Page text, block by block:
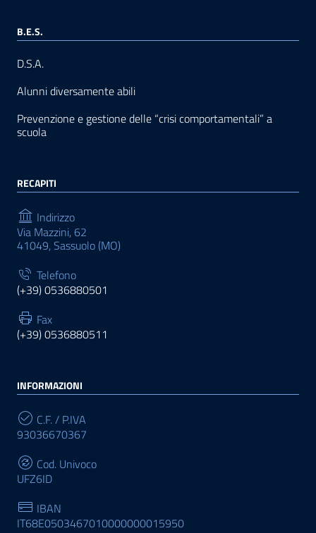
B.E.S.
D.S.A.
Alunni diversamente abili
Prevenzione e gestione delle “crisi comportamentali” a
scuola
RECAPITI
Indirizzo
Via Mazzini, 62
41049, Sassuolo (MO)
Telefono
(+39) 0536880501
Fax
(+39) 0536880511
INFORMAZIONI
C.F. / P.IVA
93036670367
Cod. Univoco
UFZ6ID
IBAN
IT68E0503467010000000015950